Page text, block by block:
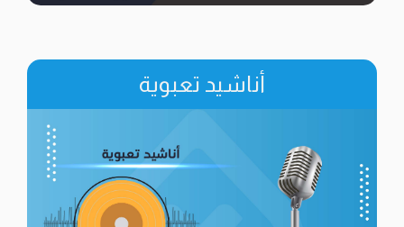
أناشيد تعبوية